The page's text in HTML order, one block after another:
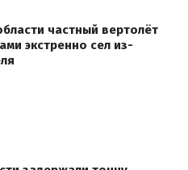
частный вертолёт
экстренно сел из-